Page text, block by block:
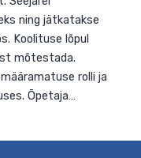
tehnoloogilisi
korraldamist ning
Seejärel
ning jätkatakse
Koolituse lõpul
mõtestada.